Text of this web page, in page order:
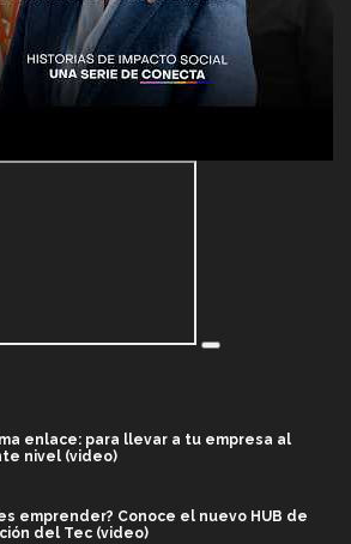
enlace: para llevar a tu empresa al
nivel (video)
emprender? Conoce el nuevo HUB de
del Tec (video)